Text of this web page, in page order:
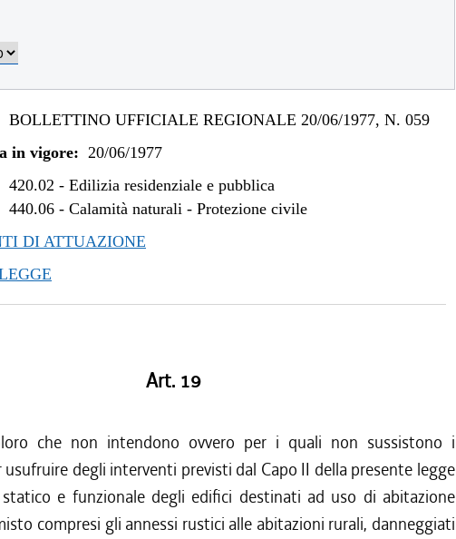
BOLLETTINO UFFICIALE REGIONALE 20/06/1977, N. 059
in vigore: 20/06/1977
420.02 -Edilizia residenziale e pubblica
440.06 -Calamità naturali - Protezione civile
DI ATTUAZIONE
Art. 19
che non intendono ovvero per i quali non sussistono i
degli interventi previsti dal Capo II della presente legge
e funzionale degli edifici destinati ad uso di abitazione
compresi gli annessi rustici alle abitazioni rurali, danneggiati